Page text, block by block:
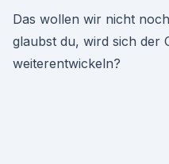
Das wollen wir nicht
glaubst du, wird sich der
weiterentwickeln?